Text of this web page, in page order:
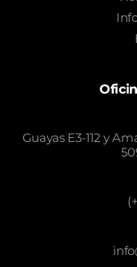
Guayas E3-112 y